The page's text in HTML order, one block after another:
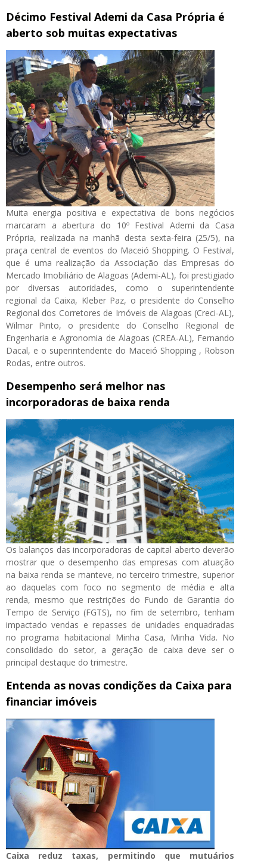
Décimo Festival Ademi da Casa Própria é
aberto sob muitas expectativas
Muita energia positiva e expectativa de bons negócios
marcaram a abertura do 10º Festival Ademi da Casa
Própria, realizada na manhã desta sexta-feira (25/5), na
praça central de eventos do Maceió Shopping. O Festival,
que é uma realização da Associação das Empresas do
Mercado Imobiliário de Alagoas (Ademi-AL), foi prestigiado
por diversas autoridades, como o superintendente
regional da Caixa, Kleber Paz, o presidente do Conselho
Regional dos Corretores de Imóveis de Alagoas (Creci-AL),
Wilmar Pinto, o presidente do Conselho Regional de
Engenharia e Agronomia de Alagoas (CREA-AL), Fernando
Dacal, e o superintendente do Maceió Shopping , Robson
Rodas, entre outros.
Desempenho será melhor nas
incorporadoras de baixa renda
Os balanços das incorporadoras de capital aberto deverão
mostrar que o desempenho das empresas com atuação
na baixa renda se manteve, no terceiro trimestre, superior
ao daquelas com foco no segmento de média e alta
renda, mesmo que restrições do Fundo de Garantia do
Tempo de Serviço (FGTS), no fim de setembro, tenham
impactado vendas e repasses de unidades enquadradas
no programa habitacional Minha Casa, Minha Vida. No
consolidado do setor, a geração de caixa deve ser o
principal destaque do trimestre.
Entenda as novas condições da Caixa para
financiar imóveis
Caixa reduz taxas, permitindo que mutuários